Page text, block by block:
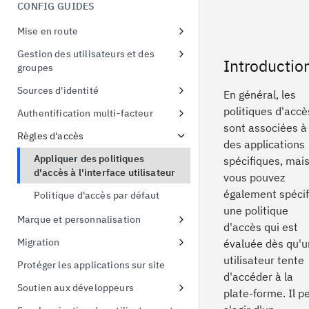
menaces liées à l'identité
Démonstration de la preuve de
CONFIG GUIDES
Mise en route
S'inscrire à un essai gratuit
Premier accès à l'instance d'essai
Connecter un exemple
d'application
Connexion à Active Directory
Gestion des utilisateurs et des
groupes
Configurer les politiques de mot
Sources d'identité
Utiliser les fournisseurs sociaux
Liaison d'identité
Connexion à Active Directory
Authentification multi-facteur
Inscription en ligne à l'AMF
Protéger Linux OS avec MFA
Activer l'AMF pour les
applications
Règles d'accès
Appliquer des politiques
d'accès à l'interface utilisateur
Politique d'accès par défaut
Marque et personnalisation
Gestion des thèmes
Remplacement de la feuille de
style
Gestion des modèles
Migration
Migration des utilisateurs
Importation CSV
Protéger les applications sur site
Soutien aux développeurs
Ajouter un portail pour les
En général, les
politiques
sont associées à
des applications
spécifiques, mais
vous pouvez
également
une politique
d'accès qui est
évaluée dès
utilisateur tente
d'accéder à la
plate-forme. Il